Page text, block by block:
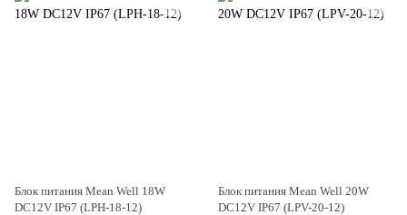
Блок питания Mean Well 18W
DC12V IP67 (LPH-18-12)
Блок питания Mean Well 20W
DC12V IP67 (LPV-20-12)